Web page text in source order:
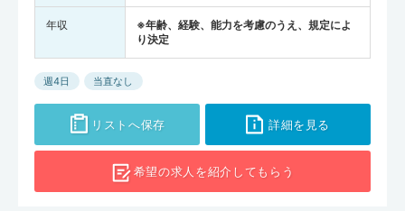
年収
※年齢、経験、能力を考慮のうえ、規定によ
り決定
週4日 当直なし
リストへ保存 詳細を見る
希望の求人を紹介してもらう